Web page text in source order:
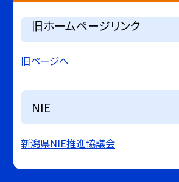
旧ホームページリンク
旧ページへ
NIE
新潟県NIE推進協議会